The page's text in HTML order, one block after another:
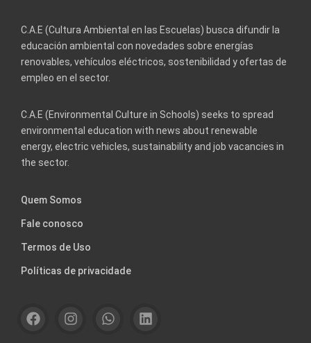
C.A.E (Cultura Ambiental en las Escuelas) busca difundir la
educación ambiental con novedades sobre energías
renovables, vehículos eléctricos, sostenibilidad y ofertas de
empleo en el sector.
C.A.E (Environmental Culture in Schools) seeks to spread
environmental education with news about renewable
energy, electric vehicles, sustainability and job vacancies in
the sector.
Quem Somos
Fale conosco
Termos de Uso
Políticas de privacidade